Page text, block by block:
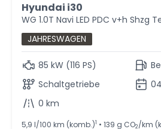
Hyundai i30
WG 1.0T Navi LED PDC v+h Shzg
JAHRESWAGEN
85 kW (116 PS)
Schaltgetriebe
0 km
5,9 l/100 km (komb.)1 • 139 g CO2/km